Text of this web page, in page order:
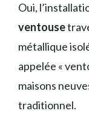
Oui,
ventouse
métallique
appelée «
maisons
traditionnel.